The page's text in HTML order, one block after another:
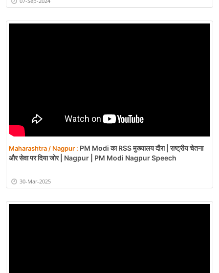
Maharashtra / Nagpur : PM Modi का RSS मुख्यालय दौरा | राष्ट्रीय चेतना
और सेवा पर दिया जोर | Nagpur | PM Modi Nagpur Speech
30-Mar-2025